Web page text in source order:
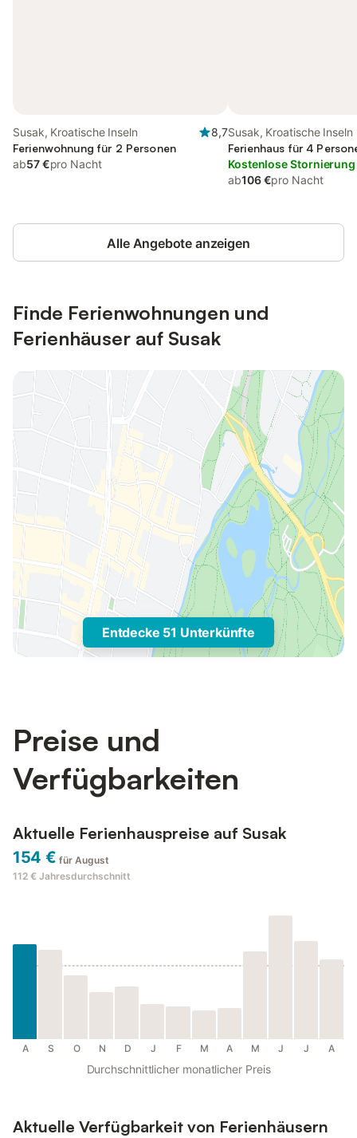
Susak, Kroatische Inseln
8,7
Ferienwohnung für 2 Personen
ab57 €pro Nacht
Susak, Kroatische Inseln
Ferienhaus für 4
Kostenlose Stornierung
ab106 €pro Nacht
Alle Angebote anzeigen
Finde Ferienwohnungen und
Ferienhäuser auf Susak
Entdecke 51 Unterkünfte
Preise und
Verfügbarkeiten
Aktuelle Ferienhauspreise auf Susak
154 € für August
112 € Jahresdurchschnitt
A S O N D J F M A M J J A
Durchschnittlicher monatlicher Preis
Aktuelle Verfügbarkeit von Ferienhäusern